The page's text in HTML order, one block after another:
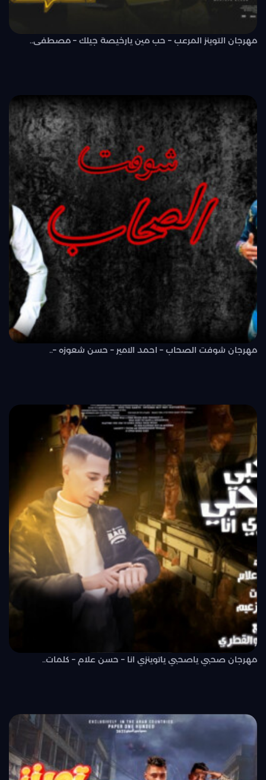
مهرجان التوينز المرعب – حب مين يارخيصة جيلك – مصطفى..
مهرجان شوفت الصحاب – احمد الامير – حسن شعوزه –..
مهرجان صحبي ياصحبي ياتوينزي انا – حسن علام – كلمات..